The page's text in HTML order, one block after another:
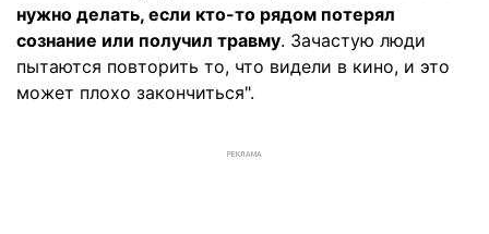
нужно делать, если кто-то рядом потерял
сознание или получил травму. Зачастую люди
пытаются повторить то, что видели в кино, и это
может плохо закончиться".
РЕКЛАМА